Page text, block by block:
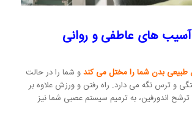
بدن شما را مختل می کند و شما را در حالت
و ترس نگه می دارد. راه رفتن و ورزش علاوه بر
ترشح اندورفین، به ترمیم سیستم عصبی شما نیز